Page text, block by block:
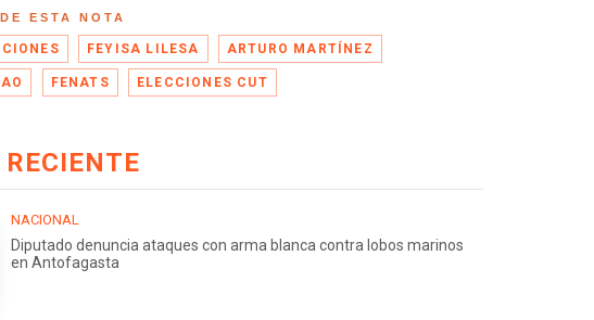
ESTA NOTA
FEYISA LILESA ARTURO MARTÍNEZ
FENATS ELECCIONES CUT
NACIONAL
Diputado denuncia ataques con arma blanca contra lobos marinos
en Antofagasta